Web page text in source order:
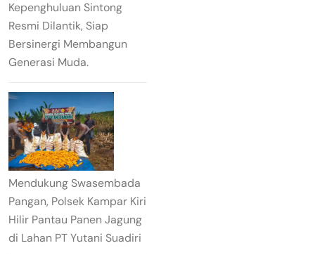
Kepenghuluan Sintong
Resmi Dilantik, Siap
Bersinergi Membangun
Generasi Muda.
Mendukung Swasembada
Pangan, Polsek Kampar Kiri
Hilir Pantau Panen Jagung
di Lahan PT Yutani Suadiri